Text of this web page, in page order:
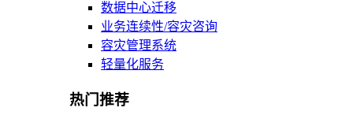
数据中心迁移
业务连续性/容灾咨询
容灾管理系统
轻量化服务
热门推荐